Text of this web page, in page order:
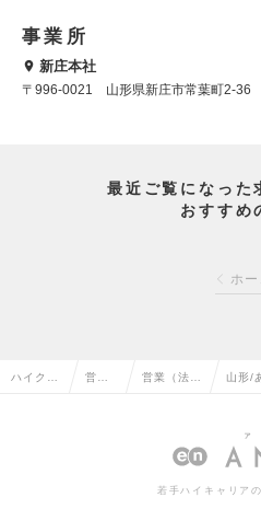
事業所
新庄本社
〒996-0021 山形県新庄市常葉町2-36
最近ご覧になった
おすすめ
ホー
ハイクラ 営業 営業（法人 山形/
求人
若手ハイキャリア